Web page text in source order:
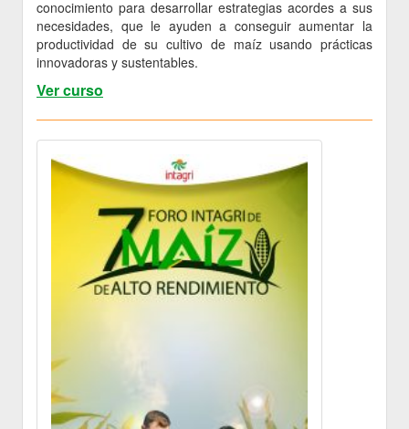
conocimiento para desarrollar estrategias acordes a sus
necesidades, que le ayuden a conseguir aumentar la
productividad de su cultivo de maíz usando prácticas
innovadoras y sustentables.
Ver curso